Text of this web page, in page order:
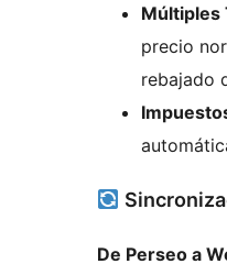
Múltiples
precio
rebajado
De Perseo a